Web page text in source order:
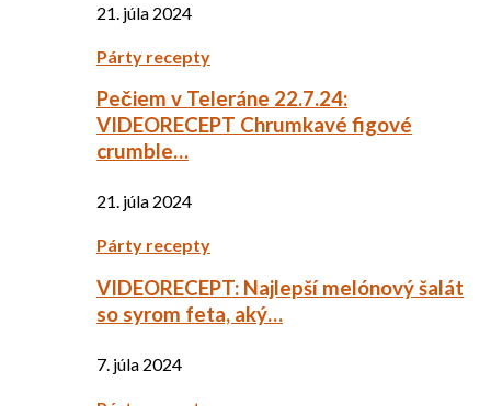
21. júla 2024
Párty recepty
Pečiem v Teleráne 22.7.24:
VIDEORECEPT Chrumkavé figové
crumble…
21. júla 2024
Párty recepty
VIDEORECEPT: Najlepší melónový šalát
so syrom feta, aký…
7. júla 2024